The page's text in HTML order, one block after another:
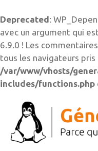
Deprecated:
avec un argument qui est
6.9.0 ! Les
tous les navigateurs pris
/var/www/vhosts/
includes/functions.php
contenu